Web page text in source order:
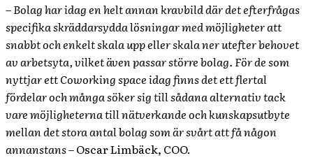
– Bolag har idag en helt annan kravbild där det efterfrågas
specifika skräddarsydda lösningar med möjligheter att
snabbt och enkelt skala upp eller skala ner utefter behovet
av arbetsyta, vilket även passar större bolag. För de som
nyttjar ett Coworking space idag finns det ett flertal
fördelar och många söker sig till sådana alternativ tack
vare möjligheterna till nätverkande och kunskapsutbyte
mellan det stora antal bolag som är svårt att få någon
annanstans– Oscar Limbäck, COO.